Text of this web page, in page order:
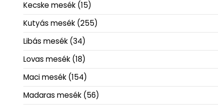
Kecske mesék (15)
Kutyás mesék (255)
Libás mesék (34)
Lovas mesék (18)
Maci mesék (154)
Madaras mesék (56)